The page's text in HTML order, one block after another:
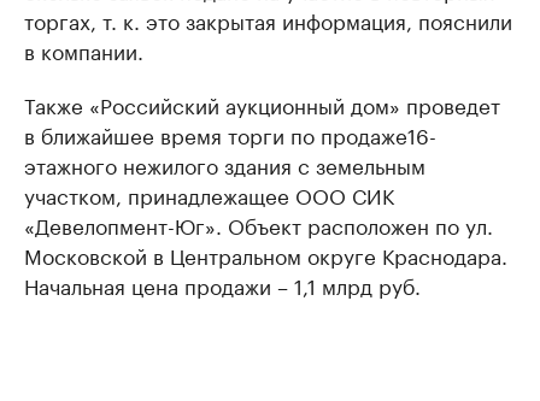
торгах, т. к. это закрытая информация, пояснили
в компании.
Также «Российский аукционный дом» проведет
в ближайшее время торги по продаже16-
этажного нежилого здания с земельным
участком, принадлежащее ООО СИК
«Девелопмент-Юг». Объект расположен по ул.
Московской в Центральном округе Краснодара.
Начальная цена продажи – 1,1 млрд руб.